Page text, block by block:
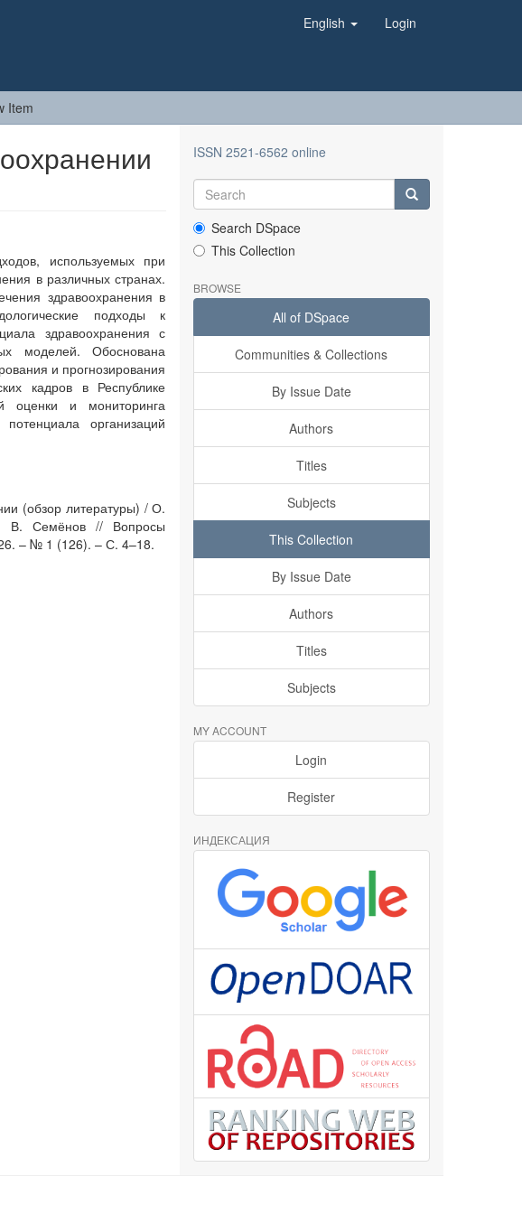
English Login
Item
используемых при
в различных странах.
здравоохранения в
подходы к
здравоохранения с
моделей. Обоснована
и прогнозирования
кадров в Республике
оценки и мониторинга
организаций
(обзор литературы) / О.
В. Семёнов // Вопросы
– № 1 (126). – С. 4–18.
ISSN 2521-6562 online
Search DSpace
This Collection
BROWSE
All of DSpace
Communities & Collections
By Issue Date
Authors
Titles
Subjects
This Collection
By Issue Date
Authors
Titles
Subjects
MY ACCOUNT
Login
Register
ИНДЕКСАЦИЯ